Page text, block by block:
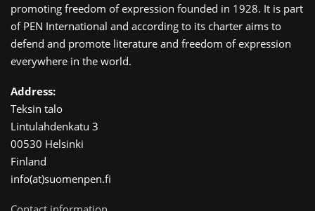
promoting freedom of expression founded in 1928. It is part
of PEN International and according to its charter aims to
defend and promote literature and freedom of expression
everywhere in the world.
Address:
Teksin talo
Lintulahdenkatu 3
00530 Helsinki
Finland
info(at)suomenpen.fi